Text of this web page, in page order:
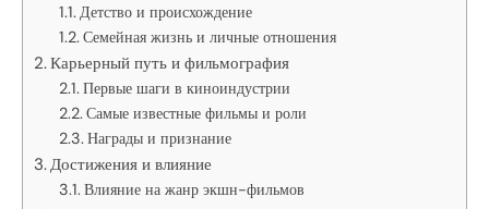
Детство и происхождение
Семейная жизнь и личные отношения
Карьерный путь и фильмография
Первые шаги в киноиндустрии
Самые известные фильмы и роли
Награды и признание
Достижения и влияние
Влияние на жанр экшн-фильмов